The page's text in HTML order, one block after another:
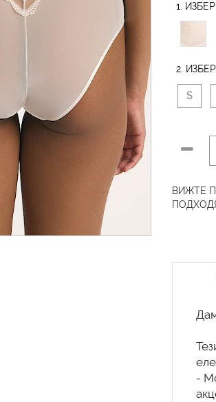
1.
2.
S
ВИЖТЕ
-